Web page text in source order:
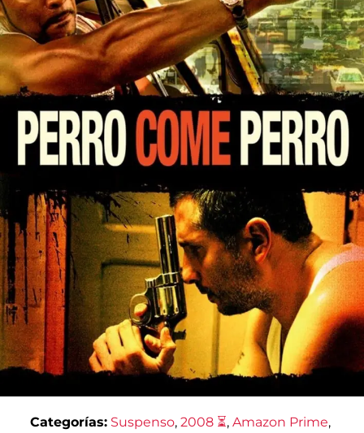
Categorías: Suspenso, 2008 ⏳, Amazon Prime